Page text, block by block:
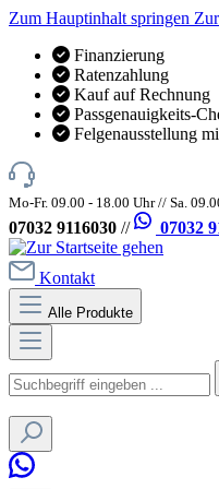
Zum Hauptinhalt springen
Finanzierung
Ratenzahlung
Kauf auf Rechnung
Passgenauigkeits-
Felgenausstellung
Mo-Fr. 09.00 - 18.00 Uhr // Sa.
07032 9116030 // 07032
Kontakt
Alle Produkte